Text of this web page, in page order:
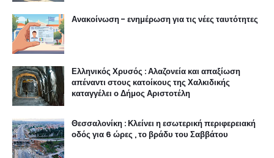
Ανακοίνωση - ενημέρωση για τις νέες ταυτότητες
Ελληνικός Χρυσός : Αλαζονεία και απαξίωση
απέναντι στους κατοίκους της Χαλκιδικής
καταγγέλει ο Δήμος Αριστοτέλη
Θεσσαλονίκη : Κλείνει η εσωτερική περιφερειακή
οδός για 6 ώρες , το βράδυ του Σαββάτου